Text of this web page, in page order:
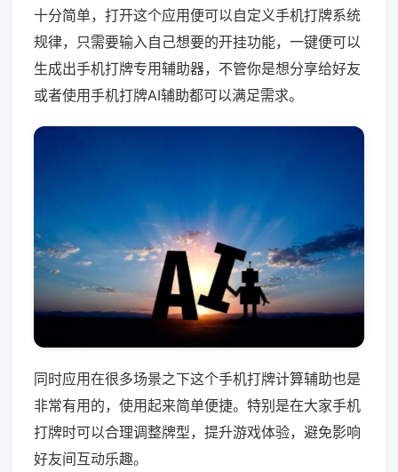
十分简单，打开这个应用便可以自定义手机打牌系统
规律，只需要输入自己想要的开挂功能，一键便可以
生成出手机打牌专用辅助器，不管你是想分享给好友
或者使用手机打牌AI辅助都可以满足需求。
同时应用在很多场景之下这个手机打牌计算辅助也是
非常有用的，使用起来简单便捷。特别是在大家手机
打牌时可以合理调整牌型，提升游戏体验，避免影响
好友间互动乐趣。